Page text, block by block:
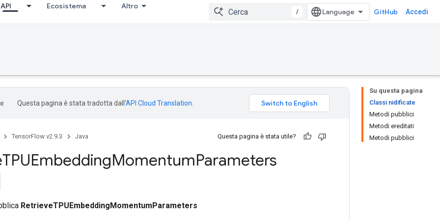
API Ecosistema Altro
/ GitHub Accedi
Su questa pagina
Classi nidificate
Metodi pubblici
Metodi ereditati
Metodi pubblici
Questa pagina è stata tradotta dall'API Cloud Translation
TensorFlow v2.9.3 Java Questa pagina è stata utile?
TPUEmbeddingMomentumParameters
RetrieveTPUEmbeddingMomentumParameters